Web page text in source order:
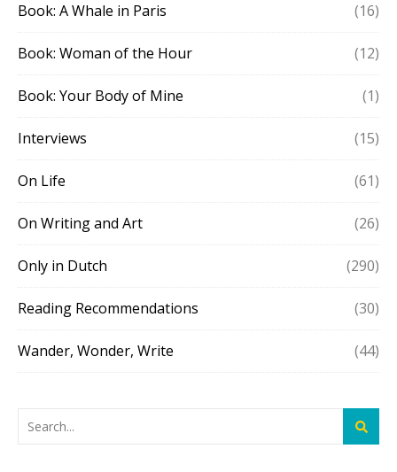
Book: A Whale in Paris (16)
Book: Woman of the Hour (12)
Book: Your Body of Mine (1)
Interviews (15)
On Life (61)
On Writing and Art (26)
Only in Dutch (290)
Reading Recommendations (30)
Wander, Wonder, Write (44)